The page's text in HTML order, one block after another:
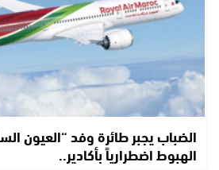
الضباب يجبر طائرة وفد “العيون
الهبوط اضطرارياً بأكادير..